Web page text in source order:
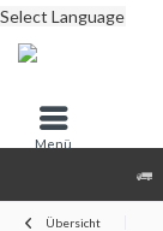
Select Language
Menü
Übersicht